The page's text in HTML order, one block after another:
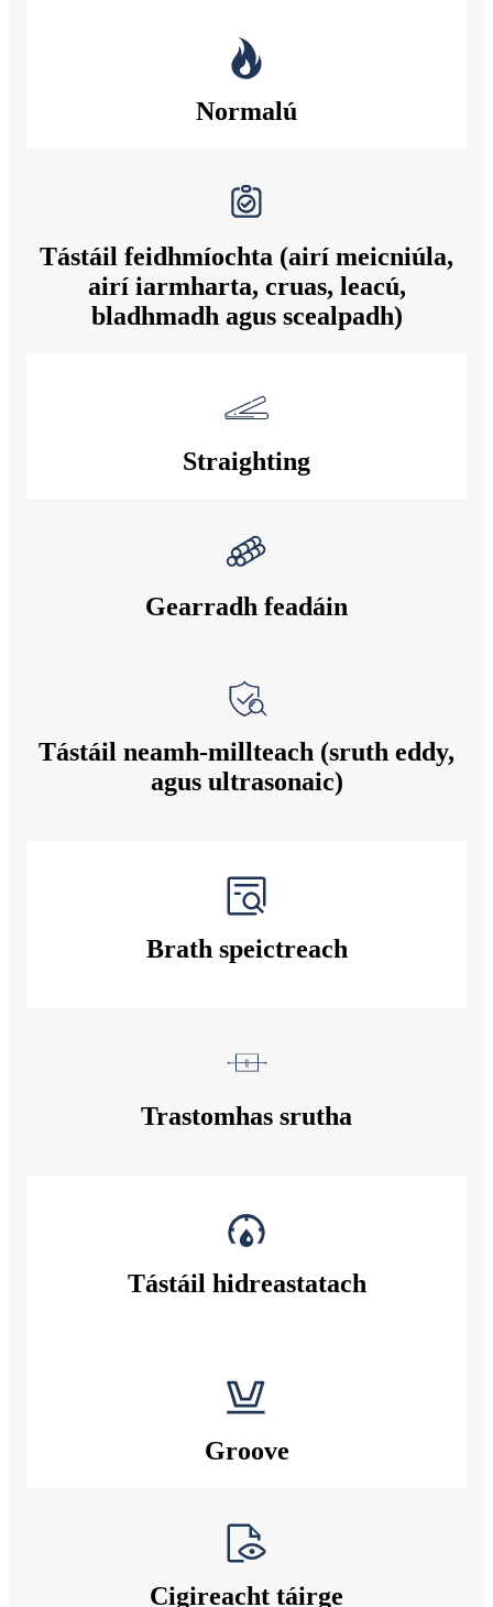
Normalú
Tástáil feidhmíochta (airí meicniúla,
airí iarmharta, cruas, leacú,
bladhmadh agus scealpadh)
Straighting
Gearradh feadáin
Tástáil neamh-millteach (sruth eddy,
agus ultrasonaic)
Brath speictreach
Trastomhas srutha
Tástáil hidreastatach
Groove
Cigireacht táirge